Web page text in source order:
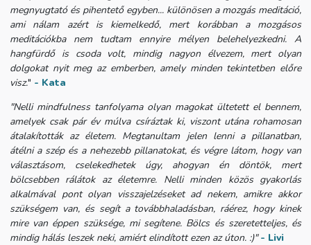
megnyugtató és pihentető egyben... különösen a mozgás meditáció,
ami nálam azért is kiemelkedő, mert korábban a mozgásos
meditációkba nem tudtam ennyire mélyen belehelyezkedni. A
hangfürdő is csoda volt, mindig nagyon élvezem, mert olyan
dolgokat nyit meg az emberben, amely minden tekintetben előre
visz." - Kata
"Nelli mindfulness tanfolyama olyan magokat ültetett el bennem,
amelyek csak pár év múlva csíráztak ki, viszont utána rohamosan
átalakították az életem. Megtanultam jelen lenni a pillanatban,
átélni a szép és a nehezebb pillanatokat, és végre látom, hogy van
választásom, cselekedhetek úgy, ahogyan én döntök, mert
bölcsebben rálátok az életemre. Nelli minden közös gyakorlás
alkalmával pont olyan visszajelzéseket ad nekem, amikre akkor
szükségem van, és segít a továbbhaladásban, ráérez, hogy kinek
mire van éppen szüksége, mi segítene. Bölcs és szeretetteljes, és
mindig hálás leszek neki, amiért elindított ezen az úton. :)" - Livi